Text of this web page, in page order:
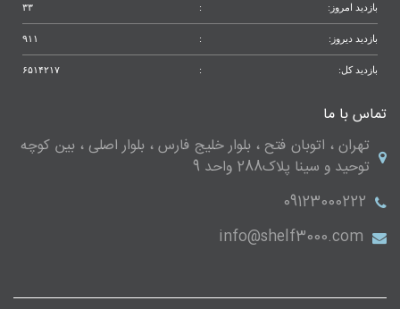
بازدید امروز: : ۳۳
بازدید دیروز: : ۹۱۱
بازدید کل: : ۶۵۱۴۲۱۷
تماس با ما
تهران ، اتوبان فتح ، بلوار خلیج فارس ، بلوار اصلی ، بین کوچه
توحید و سینا پلاک288 واحد 9
09123000222
info@shelf3000.com